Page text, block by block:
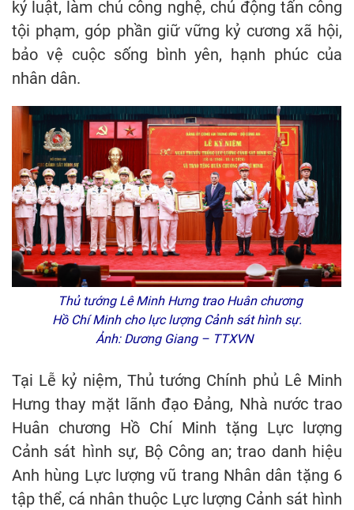
kỷ luật, làm chủ công nghệ, chủ động tấn công
tội phạm, góp phần giữ vững kỷ cương xã hội,
bảo vệ cuộc sống bình yên, hạnh phúc của
nhân dân.
Thủ tướng Lê Minh Hưng trao Huân chương
Hồ Chí Minh cho lực lượng Cảnh sát hình sự.
Ảnh: Dương Giang – TTXVN
Tại Lễ kỷ niệm, Thủ tướng Chính phủ Lê Minh
Hưng thay mặt lãnh đạo Đảng, Nhà nước trao
Huân chương Hồ Chí Minh tặng Lực lượng
Cảnh sát hình sự, Bộ Công an; trao danh hiệu
Anh hùng Lực lượng vũ trang Nhân dân tặng 6
tập thể, cá nhân thuộc Lực lượng Cảnh sát hình